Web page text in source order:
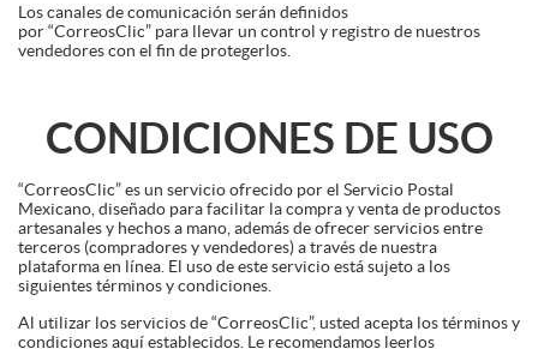
Los canales de comunicación serán definidos
por “CorreosClic” para llevar un control y registro de nuestros
vendedores con el fin de protegerlos.
CONDICIONES DE USO
“CorreosClic” es un servicio ofrecido por el Servicio Postal
Mexicano, diseñado para facilitar la compra y venta de productos
artesanales y hechos a mano, además de ofrecer servicios entre
terceros (compradores y vendedores) a través de nuestra
plataforma en línea. El uso de este servicio está sujeto a los
siguientes términos y condiciones.
Al utilizar los servicios de “CorreosClic”, usted acepta los términos y
condiciones aquí establecidos. Le recomendamos leerlos